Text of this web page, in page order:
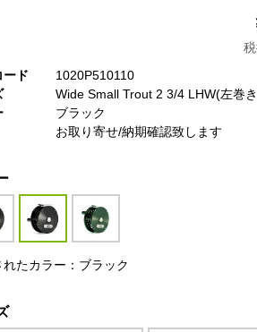
ード
1020P510110
Wide Small Trout 2 3/4 LHW(左巻
ブラック
お取り寄せ/納期確認致します
れたカラー：ブラック